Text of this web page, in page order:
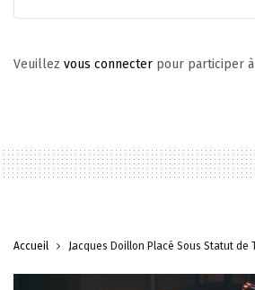
Veuillez vous connecter pour participer
Accueil Jacques Doillon Placé Sous Statut de